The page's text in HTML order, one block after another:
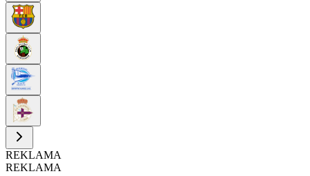
REKLAMA
REKLAMA